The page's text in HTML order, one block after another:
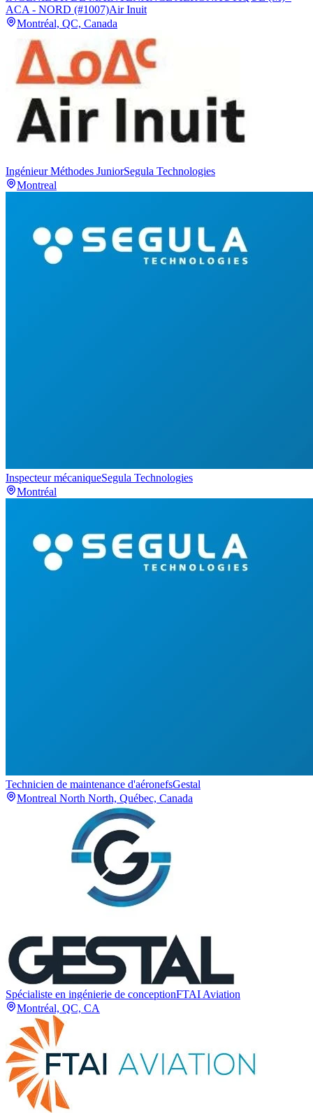
ACA - NORD (#1007)Air Inuit
Montréal, QC, Canada
Ingénieur Méthodes JuniorSegula Technologies
Montreal
Inspecteur mécaniqueSegula Technologies
Montréal
Technicien de maintenance d'aéronefsGestal
Montreal North North, Québec, Canada
Spécialiste en ingénierie de conceptionFTAI Aviation
Montréal, QC, CA